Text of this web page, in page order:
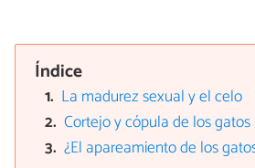
Índice
La madurez sexual y el celo
Cortejo y cópula de los gatos
¿El apareamiento de los